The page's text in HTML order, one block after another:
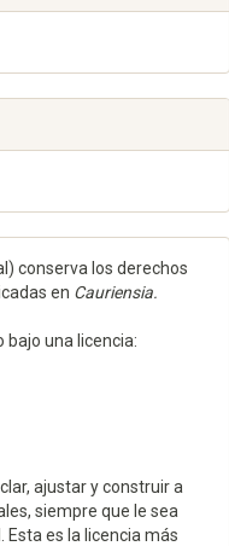
conserva los derechos
en Cauriensia.
bajo una licencia:
ajustar y construir a
siempre que le sea
Esta es la licencia más